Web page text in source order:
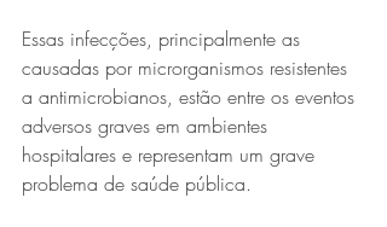
Essas infecções, principalmente as
causadas por microrganismos resistentes
a antimicrobianos, estão entre os eventos
adversos graves em ambientes
hospitalares e representam um grave
problema de saúde pública.